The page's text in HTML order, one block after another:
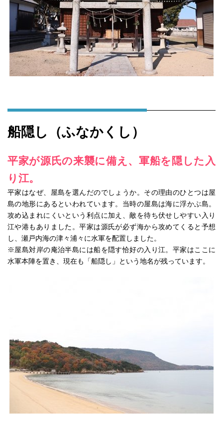
船隠し（ふなかくし）
平家が源氏の来襲に備え、軍船を隠した入
り江。
平家はなぜ、屋島を選んだのでしょうか。その理由のひとつは屋
島の地形にあるといわれています。当時の屋島は海に浮かぶ島。
攻め込まれにくいという利点に加え、敵を待ち伏せしやすい入り
江や港もありました。平家は源氏が必ず海から攻めてくると予想
し、瀬戸内海の津々浦々に水軍を配置しました。
※屋島対岸の庵治半島には船を隠す恰好の入り江。平家はここに
水軍本陣を置き、現在も「船隠し」という地名が残っています。